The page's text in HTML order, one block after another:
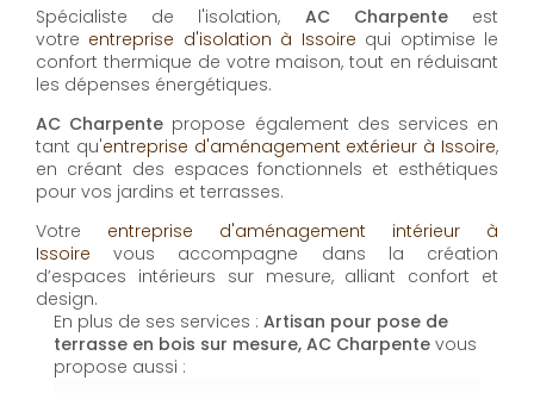
Spécialiste de l'isolation, AC Charpenteest
votre entreprise d'isolation à Issoire qui optimise le
confort thermique de votre maison, tout en réduisant
les dépenses énergétiques.
AC Charpente propose également des services en
tant qu'entreprise d'aménagement extérieur à Issoire,
en créant des espaces fonctionnels et esthétiques
pour vos jardins et terrasses.
Votre entreprise d'aménagement intérieur à
Issoire vous accompagne dans la création
d’espaces intérieurs sur mesure, alliant confort et
design.
En plus de ses services : Artisan pour pose de
terrasse en bois sur mesure, AC Charpente vous
propose aussi :